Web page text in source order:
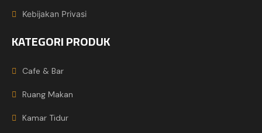
Kebijakan Privasi
KATEGORI PRODUK
Cafe & Bar
Ruang Makan
Kamar Tidur